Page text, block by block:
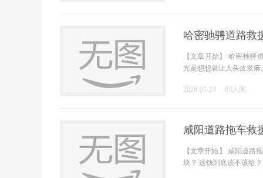
哈密驰骋道路救
【文章开始】 哈密驰
光是想想就让人头皮发
2026-01-13 83人阅
咸阳道路拖车救
【文章开始】 咸阳道路
块？ 这钱到底该不该给